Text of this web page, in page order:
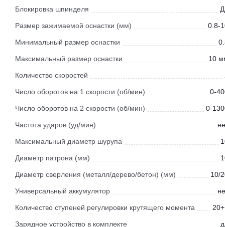
Блокировка шпинделя
Размер зажимаемой оснастки (мм) 0.8-
Минимальный размер оснастки
Максимальный размер оснастки 10
Количество скоростей
Число оборотов на 1 скорости (об/мин) 0-
Число оборотов на 2 скорости (об/мин) 0-
Частота ударов (уд/мин)
Максимальный диаметр шурупа
Диаметр патрона (мм)
Диаметр сверления (металл/дерево/бетон) (мм) 10/
Универсальный аккумулятор
Количество ступеней регулировки крутящего момента
Зарядное устройство в комплекте